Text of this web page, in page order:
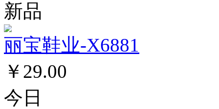
新品
丽宝鞋业-X6881
￥29.00
今日